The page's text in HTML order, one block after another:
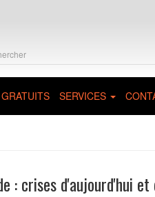
GRATUITS SERVICES
: crises d'aujourd'hui et